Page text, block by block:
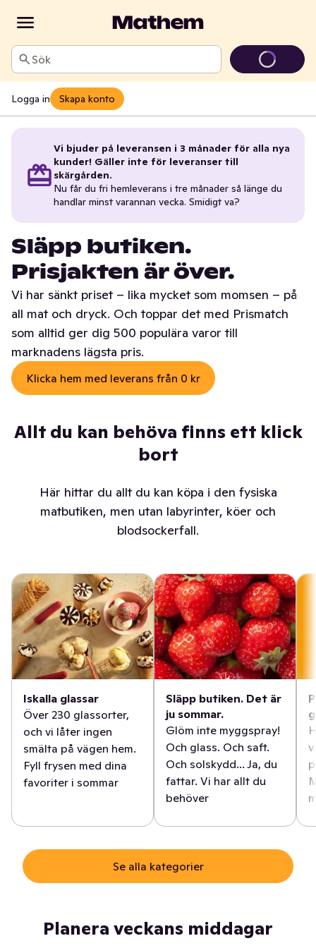
Sök
Logga in Skapa konto
Vi bjuder på leveransen i 3 månader för alla nya
kunder! Gäller inte för leveranser till
skärgården.
Nu får du fri hemleverans i tre månader så länge du
handlar minst varannan vecka. Smidigt va?
Släpp butiken.
Prisjakten är över.
Vi har sänkt priset – lika mycket som momsen – på
all mat och dryck. Och toppar det med Prismatch
som alltid ger dig 500 populära varor till
marknadens lägsta pris.
Klicka hem med leverans från 0 kr
Allt du kan behöva finns ett klick
bort
Här hittar du allt du kan köpa i den fysiska
matbutiken, men utan labyrinter, köer och
blodsockerfall.
Iskalla glassar
Över 230 glassorter,
och vi låter ingen
smälta på vägen hem.
Fyll frysen med dina
favoriter i sommar
Släpp butiken. Det är
ju sommar.
Glöm inte myggspray!
Och glass. Och saft.
Och solskydd... Ja, du
fattar. Vi har allt du
behöver
Se alla kategorier
Planera veckans middagar